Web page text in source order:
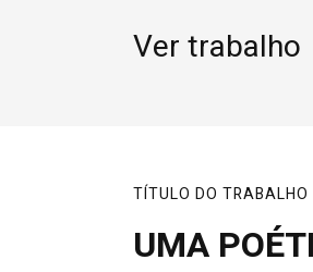
Ver trabalho
TÍTULO DO TRABALHO
UMA